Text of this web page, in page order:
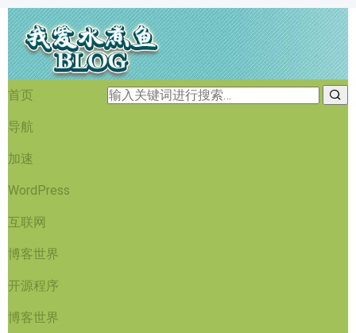
首页
导航
加速
WordPress
互联网
博客世界
开源程序
博客世界